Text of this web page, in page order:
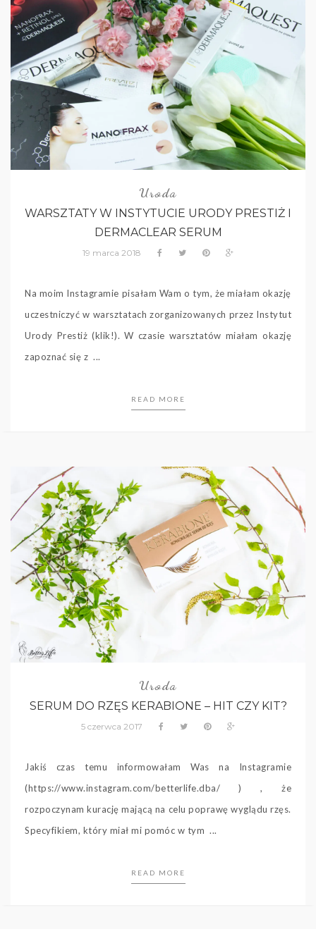
Uroda
WARSZTATY W INSTYTUCIE URODY PRESTIŻ I
DERMACLEAR SERUM
19 marca 2018
Na moim Instagramie pisałam Wam o tym, że miałam okazję
uczestniczyć w warsztatach zorganizowanych przez Instytut
Urody Prestiż (klik!). W czasie warsztatów miałam okazję
zapoznać się z ...
READ MORE
Uroda
SERUM DO RZĘS KERABIONE – HIT CZY KIT?
5 czerwca 2017
Jakiś czas temu informowałam Was na Instagramie
(https://www.instagram.com/betterlife.dba/ ) , że
rozpoczynam kurację mającą na celu poprawę wyglądu rzęs.
Specyfikiem, który miał mi pomóc w tym ...
READ MORE